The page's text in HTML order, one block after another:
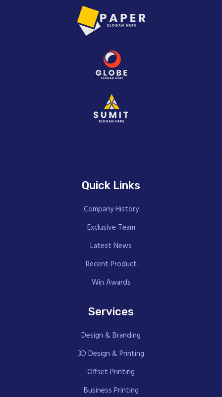
Quick Links
Company History
Exclusive Team
Latest News
Recent Product
Win Awards
Services
Design & Branding
3D Design & Printing
Offset Printing
Business Printing